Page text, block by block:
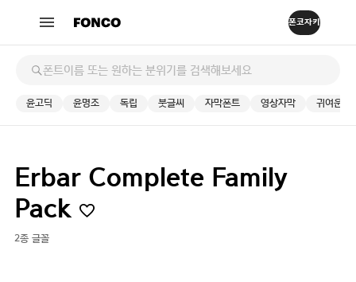
윤고딕 윤명조 독립 붓글씨 자막폰트 영상자막 귀여운
Erbar Complete Family
Pack
2종 글꼴